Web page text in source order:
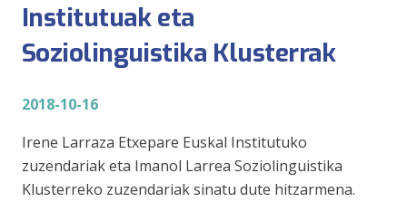
Institutuak eta
Soziolinguistika Klusterrak
2018-10-16
Irene Larraza Etxepare Euskal Institutuko
zuzendariak eta Imanol Larrea Soziolinguistika
Klusterreko zuzendariak sinatu dute hitzarmena.